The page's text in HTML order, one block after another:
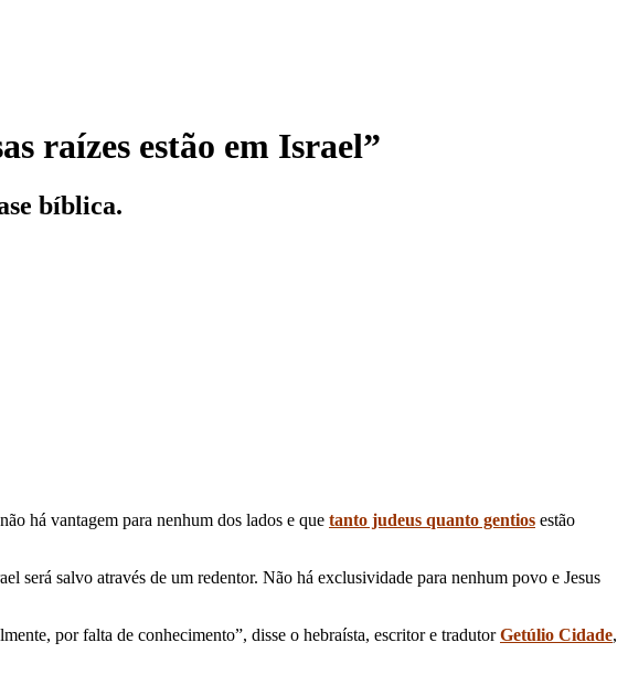
raízes estão em Israel”
bíblica.
há vantagem para nenhum dos lados e que tanto judeus quanto gentios estão
será salvo através de um redentor. Não há exclusividade para nenhum povo e Jesus
por falta de conhecimento”, disse o hebraísta, escritor e tradutorGetúlio Cidade,